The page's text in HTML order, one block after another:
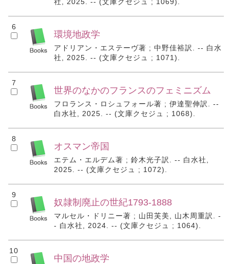
6
環境地政学
アドリアン・エステーヴ著 ; 中野佳裕訳. -- 白水
社, 2025. -- (文庫クセジュ ; 1071).
7
世界のなかのフランスのフェミニズム
フロランス・ロシュフォール著 ; 伊達聖伸訳. --
白水社, 2025. -- (文庫クセジュ ; 1068).
8
オスマン帝国
エテム・エルデム著 ; 鈴木光子訳. -- 白水社,
2025. -- (文庫クセジュ ; 1072).
9
奴隷制廃止の世紀1793-1888
マルセル・ドリニー著 ; 山田芙美, 山木周重訳. -
- 白水社, 2024. -- (文庫クセジュ ; 1064).
10
中国の地政学